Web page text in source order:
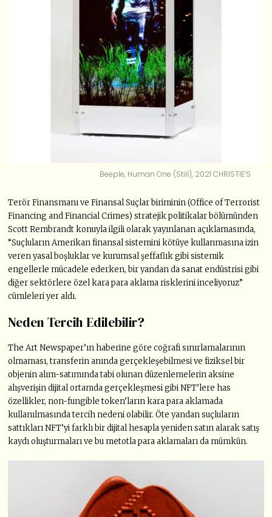
Beeple, Human One (Still), 2021 CHRISTIE’S
Terör Finansmanı ve Finansal Suçlar biriminin (Office of Terrorist
Financing and Financial Crimes) stratejik politikalar bölümünden
Scott Rembrandt konuyla ilgili olarak yayınlanan açıklamasında,
“Suçluların Amerikan finansal sistemini kötüye kullanmasına izin
veren yasal boşluklar ve kurumsal şeffaflık gibi sistemik
engellerle mücadele ederken, bir yandan da sanat endüstrisi gibi
diğer sektörlere özel kara para aklama risklerini inceliyoruz”
cümleleri yer aldı.
Neden Tercih Edilebilir?
The Art Newspaper’ın haberine göre coğrafi sınırlamalarının
olmaması, transferin anında gerçekleşebilmesi ve fiziksel bir
objenin alım-satımında tabi olunan düzenlemelerin aksine
alışverişin dijital ortamda gerçekleşmesi gibi NFT’lere has
özellikler, non-fungible token’ların kara para aklamada
kullanılmasında tercih nedeni olabilir. Öte yandan suçluların
sattıkları NFT’yi farklı bir dijital hesapla yeniden satın alarak satış
kaydı oluşturmaları ve bu metotla para aklamaları da mümkün.